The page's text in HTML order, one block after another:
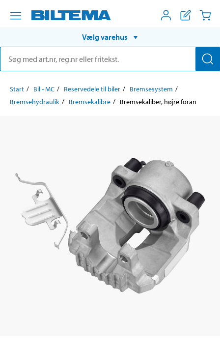
Vælg varehus
Start Bil - MC Reservedele til biler
Bremsesystem
Bremsehydraulik
Bremsekalibre Bremsekaliber, højre foran